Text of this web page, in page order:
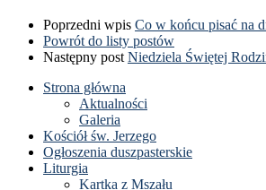
Poprzedni wpis Co w końcu pisać na
Powrót do listy postów
Następny post Niedziela Świętej
Strona główna
Aktualności
Galeria
Kościół św. Jerzego
Ogłoszenia duszpasterskie
Liturgia
Kartka z Mszału